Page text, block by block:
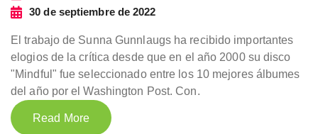
30 de septiembre de 2022
El trabajo de Sunna Gunnlaugs ha recibido importantes
elogios de la crítica desde que en el año 2000 su disco
"Mindful" fue seleccionado entre los 10 mejores álbumes
del año por el Washington Post. Con.
Read More